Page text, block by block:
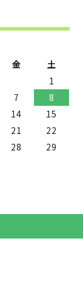
金 土
1
7
8
14
15
21
22
28
29